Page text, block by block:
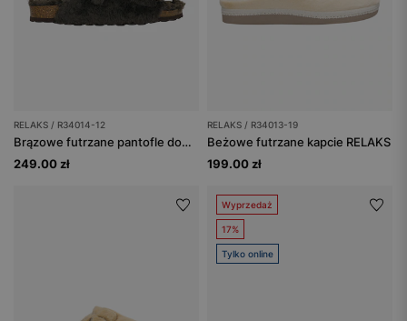
RELAKS / R34014-12
Brązowe futrzane pantofle domowe RELAKS R34014-12
249.00 zł
RELAKS / R34013-19
Beżowe futrzane kapcie RELAKS
199.00 zł
Wyprzedaż
17%
Tylko online